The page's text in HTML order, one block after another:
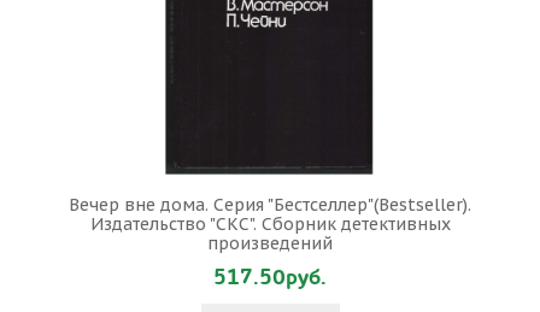
Вечер вне дома. Серия "Бестселлер"(Bestseller).
Издательство "СКС". Сборник детективных
произведений
517.50руб.